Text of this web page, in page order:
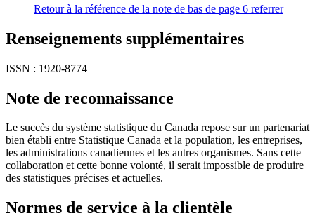
Retour à la référence de la note de bas de page 6 referrer
Renseignements supplémentaires
ISSN : 1920-8774
Note de reconnaissance
Le succès du système statistique du Canada repose sur un partenariat
bien établi entre Statistique Canada et la population, les entreprises,
les administrations canadiennes et les autres organismes. Sans cette
collaboration et cette bonne volonté, il serait impossible de produire
des statistiques précises et actuelles.
Normes de service à la clientèle